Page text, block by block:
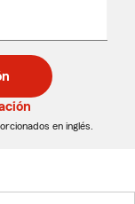
en inglés.